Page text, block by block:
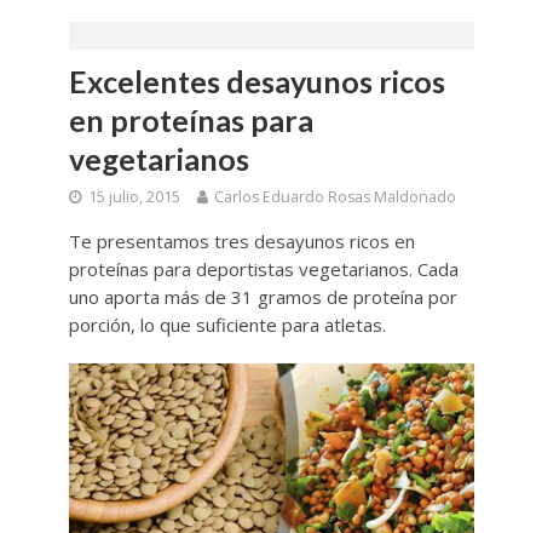
Excelentes desayunos ricos
en proteínas para
vegetarianos
15 julio, 2015 Carlos Eduardo Rosas Maldonado
Te presentamos tres desayunos ricos en
proteínas para deportistas vegetarianos. Cada
uno aporta más de 31 gramos de proteína por
porción, lo que suficiente para atletas.